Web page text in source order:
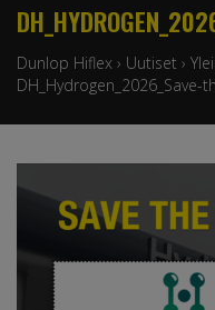
Dunlop Hiflex › Uutiset ›
DH_Hydrogen_2026_Save-